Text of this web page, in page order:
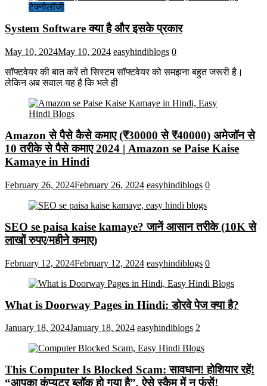
टेक्नोलॉजी
System Software क्या है और इसके प्रकार
May 10, 2024May 10, 2024 easyhindiblogs 0
सॉफ्टवेयर की बात करें तो सिस्टम सॉफ्टवेयर को समझना बहुत जरूरी है।
लेकिन अब सवाल यह है कि भले ही
Amazon से पैसे कैसे कमाए (₹30000 से ₹40000) अमेजॉन से
10 तरीके से पैसे कमाए 2024 | Amazon se Paise Kaise
Kamaye in Hindi
February 26, 2024February 26, 2024 easyhindiblogs 0
SEO se paisa kaise kamaye? जानें आसान तरीके (10K से
लाखों रुपए/महीने कमाए)
February 12, 2024February 12, 2024 easyhindiblogs 0
What is Doorway Pages in Hindi: डोरवे पेज क्या है?
January 18, 2024January 18, 2024 easyhindiblogs 2
This Computer Is Blocked Scam: सावधान! होशियार रहें!
“आपका कंप्यूटर ब्लॉक हो गया है”, ऐसे स्कैम में न फंसें!